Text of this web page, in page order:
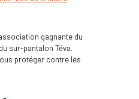
gagnante du
sur-pantalon Téva.
protéger contre les